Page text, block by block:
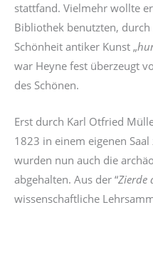
stattfand. Vielmehr wollte
Bibliothek benutzten,
Schönheit antiker Kunst „
war Heyne fest überzeugt
des Schönen.
Erst durch Karl Otfried
1823 in einem eigenen
wurden nun auch die
abgehalten. Aus der “Zierde
wissenschaftliche